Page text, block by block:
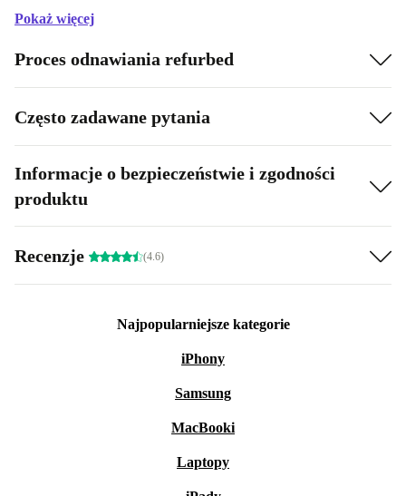
Pokaż więcej
Proces odnawiania refurbed
Często zadawane pytania
Informacje o bezpieczeństwie i zgodności
produktu
Recenzje (4.6)
Najpopularniejsze kategorie
iPhony
Samsung
MacBooki
Laptopy